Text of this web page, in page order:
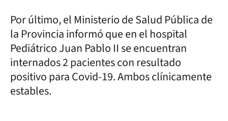
Por último, el Ministerio de Salud Pública de
la Provincia informó que en el hospital
Pediátrico Juan Pablo II se encuentran
internados 2 pacientes con resultado
positivo para Covid-19. Ambos clínicamente
estables.